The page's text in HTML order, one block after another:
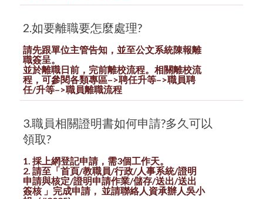
2.如要離職要怎麼處理?
請先跟單位主管告知，並至公文系統陳報離
職簽呈。
並於離職日前，完前離校流程。相關離校流
程，可參閱各類專區–>聘任升等–>職員聘
任/升等–>職員離職流程
3.職員相關證明書如何申請?多久可以
領取?
1. 採上網登記申請，需3個工作天。
2. 請至「首頁/教職員/行政/人事系統/證明
申請與核定/證明申請作業/儲存/送出/送出
簽核 」完成申請， 並請聯絡人資承辦人吳小